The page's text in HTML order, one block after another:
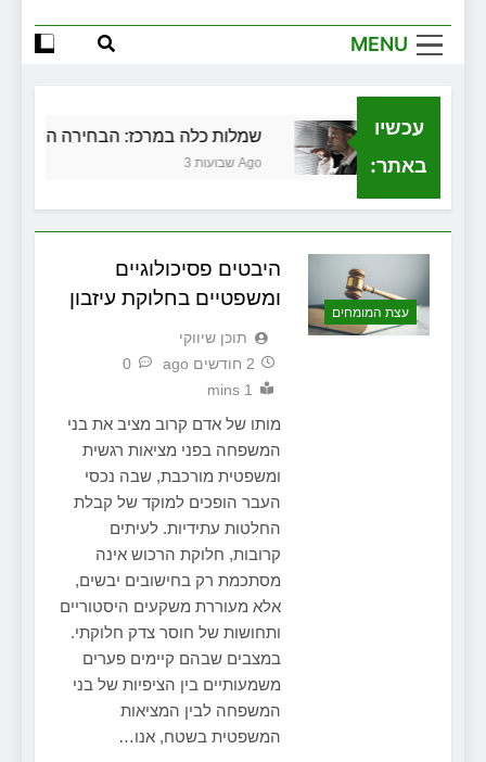
MENU
עכשיו
באתר:
שמלות כלה במרכז: הבחירה הנכונה
3 שבועות Ago
עצת המומחים
היבטים פסיכולוגיים
ומשפטיים בחלוקת עיזבון
תוכן שיווקי
2 חודשים ago
0
1 mins
מותו של אדם קרוב מציב את בני
המשפחה בפני מציאות רגשית
ומשפטית מורכבת, שבה נכסי
העבר הופכים למוקד של קבלת
החלטות עתידיות. לעיתים
קרובות, חלוקת הרכוש אינה
מסתכמת רק בחישובים יבשים,
אלא מעוררת משקעים היסטוריים
ותחושות של חוסר צדק חלוקתי.
במצבים שבהם קיימים פערים
משמעותיים בין הציפיות של בני
המשפחה לבין המציאות
המשפטית בשטח, אנו…